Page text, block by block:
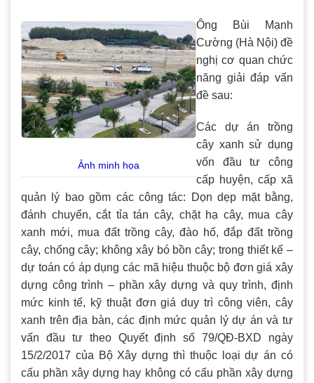
Ảnh minh họa
Ông Bùi Mạnh
Cường (Hà Nội) đề
nghị cơ quan chức
năng giải đáp vấn
đề sau:
Các dự án trồng
cây xanh sử dụng
vốn đầu tư công
cấp huyện, cấp xã
quản lý bao gồm các công tác: Dọn dẹp mặt bằng,
đánh chuyển, cắt tỉa tán cây, chặt hạ cây, mua cây
xanh mới, mua đất trồng cây, đào hố, đắp đất trồng
cây, chống cây; không xây bó bồn cây; trong thiết kế –
dự toán có áp dụng các mã hiệu thuộc bộ đơn giá xây
dựng công trình – phần xây dựng và quy trình, định
mức kinh tế, kỹ thuật đơn giá duy trì công viên, cây
xanh trên địa bàn, các định mức quản lý dự án và tư
vấn đầu tư theo Quyết định số 79/QĐ-BXD ngày
15/2/2017 của Bộ Xây dựng thì thuộc loại dự án có
cấu phần xây dựng hay không có cấu phần xây dựng